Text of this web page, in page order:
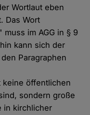
Wortlaut eben
Das Wort
im AGG in § 9
kann sich der
Paragraphen
keine öffentlichen
sondern große
in kirchlicher